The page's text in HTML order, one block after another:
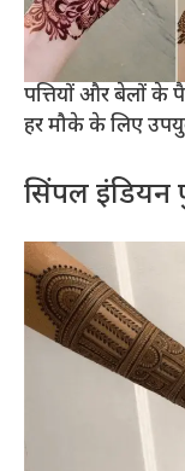
पत्तियों और बेलों के
हर मौके के लिए
सिंपल इंडियन